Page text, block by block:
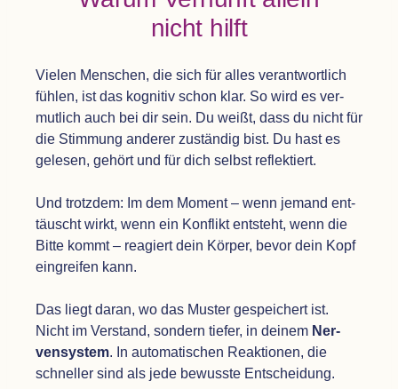
nicht hilft
Vie­len Men­schen, die sich für alles ver­ant­wort­lich
füh­len, ist das kogni­tiv schon klar. So wird es ver­
mut­lich auch bei dir sein. Du weißt, dass du nicht für
die Stim­mung ande­rer zustän­dig bist. Du hast es
gele­sen, gehört und für dich selbst reflek­tiert.
Und trotz­dem: Im dem Moment – wenn jemand ent­
täuscht wirkt, wenn ein Kon­flikt ent­steht, wenn die
Bitte kommt – reagiert dein Kör­per, bevor dein Kopf
ein­grei­fen kann.
Das liegt daran, wo das Mus­ter gespei­chert ist.
Nicht im Ver­stand, son­dern tie­fer, in dei­nem Ner­
ven­sys­tem. In auto­ma­ti­schen Reak­tio­nen, die
schnel­ler sind als jede bewusste Ent­schei­dung.